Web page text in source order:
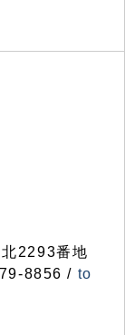
2293番地
8856 / to